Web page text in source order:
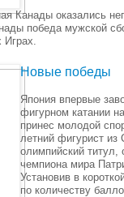
Канады оказались
победа мужской
Новые победы
Япония впервые
фигурном катании
принес молодой
летний фигурист
олимпийский титул,
чемпиона мира
Установив в
по количеству